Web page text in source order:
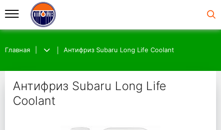
Главная Антифриз Subaru Long Life Coolant
Антифриз Subaru Long Life
Coolant